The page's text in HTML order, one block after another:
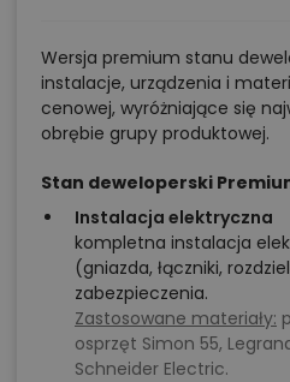
Wersja premium stanu
instalacje, urządzenia i
cenowej, wyróżniające się
obrębie grupy produktowej.
Stan deweloperski
Instalacja elektryczna
kompletna instalacja
(gniazda, łączniki,
zabezpieczenia.
Zastosowane materiały:
osprzęt Simon 55,
Schneider Electric.